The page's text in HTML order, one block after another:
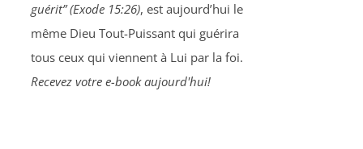
guérit” (Exode 15:26), est aujourd’hui le
même Dieu Tout-Puissant qui guérira
tous ceux qui viennent à Lui par la foi.
Recevez votre e-book aujourd'hui!